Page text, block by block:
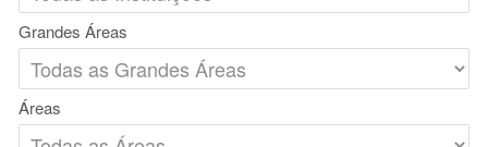
Grandes Áreas
Áreas